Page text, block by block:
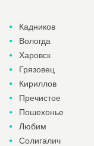
Кадников
Вологда
Харовск
Грязовец
Кириллов
Пречистое
Пошехонье
Любим
Солигалич